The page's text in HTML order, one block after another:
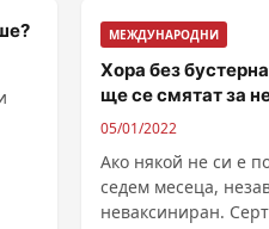
МЕЖДУНАРОДНИ
Хора без
ще се смятат за
05/01/2022
Ако някой не си е
седем месеца,
неваксиниран.